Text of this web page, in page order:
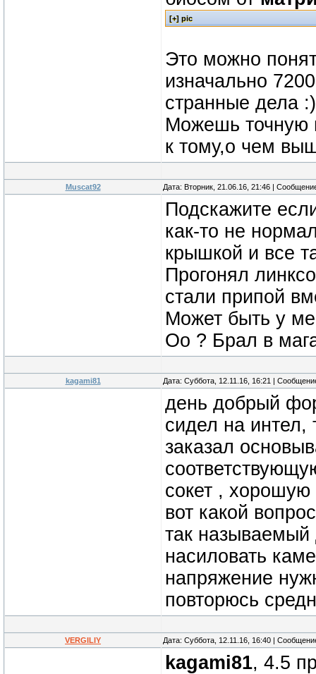
Это можно
изначально
странные дела :)
Можешь точную
к тому,о чем
Muscat92 Дата: Вторник, 21.06.16, 21:46 |
Подскажите
как-то не
крышкой и все
Прогонял
стали припой
Может быть у
Оо ? Брал в
kagami81 Дата: Суббота, 12.11.16, 16:21 |
день добрый
сидел на интел,
заказал
сокет , хорошую
вот какой
так называемый
насиловать
напряжение
повторюсь
VERGILIY Дата: Суббота, 12.11.16, 16:40 |
kagami81, 4.5